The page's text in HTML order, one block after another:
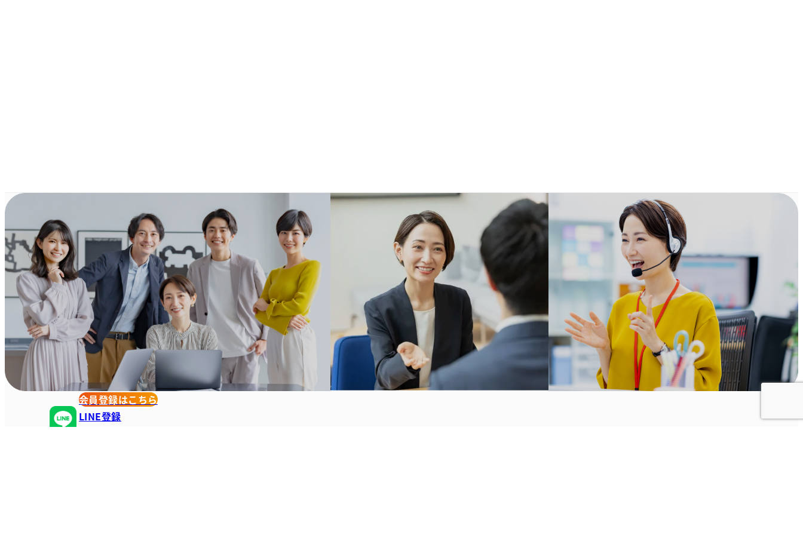
会員登録はこちら
LINE登録